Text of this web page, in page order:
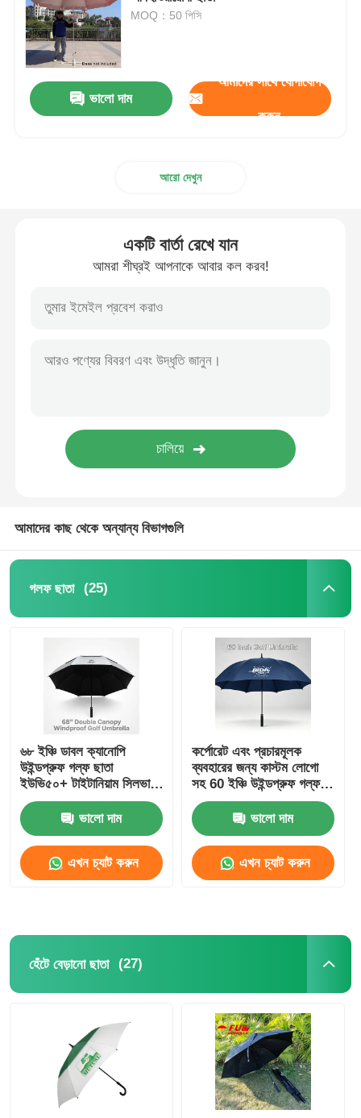
হেঁটে বেড়ানো ছাতা
কমপ্যাক্ট ছাতা
স্বয়ংক্রিয়ভাবে খোলা ছাতা
বিপরীতমুখী ছাতা
বাচ্চাদের ছাতা
MOQ：50 পিসি
ভালো দাম
আমাদের সাথে যোগাযোগ
করুন
আরো দেখুন
একটি বার্তা রেখে যান
আমরা শীঘ্রই আপনাকে আবার কল করব!
আমাদের কাছ থেকে অন্যান্য বিভাগগুলি
গলফ ছাতা (25)
৬৮ ইঞ্চি ডাবল ক্যানোপি
উইন্ডপ্রুফ গল্ফ ছাতা
ইউভি৫০+ টাইটানিয়াম সিলভার
ফ্যাব্রিক এবং ১০০ কিলোমিটার/
ঘন্টা বায়ু প্রতিরোধের সাথে
ভালো দাম
এখন চ্যাট করুন
কর্পোরেট এবং প্রচারমূলক
ব্যবহারের জন্য কাস্টম লোগো
সহ 60 ইঞ্চি উইন্ডপ্রুফ গল্ফ
ছাতা
ভালো দাম
এখন চ্যাট করুন
হেঁটে বেড়ানো ছাতা (27)